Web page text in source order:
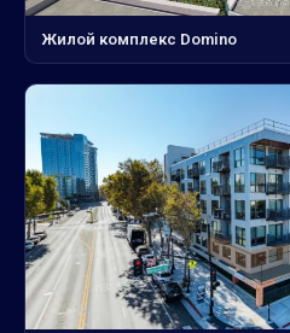
Жилой комплекс Domino